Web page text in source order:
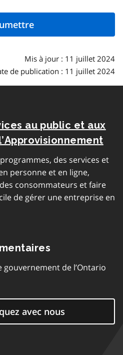
Mis à jour : 11 juillet 2024
de publication : 11 juillet 2024
au public et aux
des services et
personne et en ligne,
consommateurs et faire
de gérer une entreprise en
de l’Ontario
avec nous